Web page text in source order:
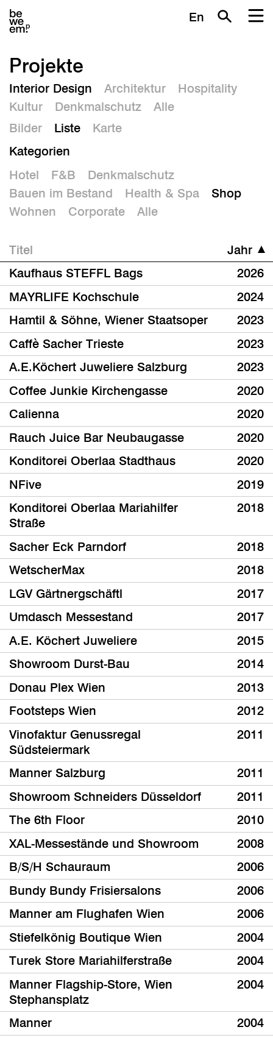
En
Projekte
Interior Design Architektur
Hospitality
Kultur
Denkmalschutz
Alle
Bilder
Liste
Karte
Kategorien
Hotel
F&B
Denkmalschutz
Bauen im Bestand
Health & Spa
Shop
Wohnen
Corporate Alle
Titel
Jahr
Kaufhaus STEFFL Bags
2026
MAYRLIFE Kochschule
2024
Hamtil & Söhne, Wiener Staatsoper
2023
Caffè Sacher Trieste
2023
A.E.Köchert Juweliere Salzburg
2023
Coffee Junkie Kirchengasse
2020
Calienna
2020
Rauch Juice Bar Neubaugasse
2020
Konditorei Oberlaa Stadthaus
2020
NFive
2019
Konditorei Oberlaa Mariahilfer
Straße
2018
Sacher Eck Parndorf
2018
WetscherMax
2018
LGV Gärtnergschäftl
2017
Umdasch Messestand
2017
A.E. Köchert Juweliere
2015
Showroom Durst-Bau
2014
Donau Plex Wien
2013
Footsteps Wien
2012
Vinofaktur Genussregal
Südsteiermark
2011
Manner Salzburg
2011
Showroom Schneiders Düsseldorf
2011
The 6th Floor
2010
XAL-Messestände und Showroom
2008
B/S/H Schauraum
2006
Bundy Bundy Frisiersalons
2006
Manner am Flughafen Wien
2006
Stiefelkönig Boutique Wien
2004
Turek Store Mariahilferstraße
2004
Manner Flagship-Store, Wien
Stephansplatz
2004
Manner 2004